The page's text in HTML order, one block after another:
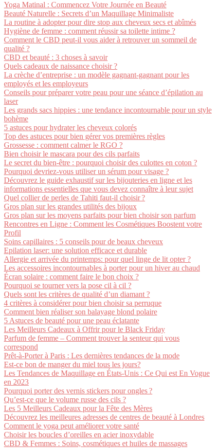
Yoga Matinal : Commencez Votre Journée en Beauté
Beauté Naturelle : Secrets d’un Maquillage Minimaliste
La routine à adopter pour dire stop aux cheveux secs et abîmés
Hygiène de femme : comment réussir sa toilette intime ?
Comment le CBD peut-il vous aider à retrouver un sommeil de
qualité ?
CBD et beauté : 3 choses à savoir
Quels cadeaux de naissance choisir ?
La crèche d’entreprise : un modèle gagnant-gagnant pour les
employés et les employeurs
Conseils pour préparer votre peau pour une séance d’épilation au
laser
Les grands sacs hippies : une tendance incontournable pour un style
bohème
5 astuces pour hydrater les cheveux colorés
Top des astuces pour bien gérer vos premières règles
Grossesse : comment calmer le RGO ?
Bien choisir le mascara pour des cils parfaits
Le secret du bien-être : pourquoi choisir des culottes en coton ?
Pourquoi devriez-vous utiliser un sérum pour visage ?
Découvrez le guide exhaustif sur les bijouteries en ligne et les
informations essentielles que vous devez connaître à leur sujet
Quel collier de perles de Tahiti faut-il choisir ?
Gros plan sur les grandes utilités des bijoux
Gros plan sur les moyens parfaits pour bien choisir son parfum
Rencontres en Ligne : Comment les Cosmétiques Boostent votre
Profil
Soins capillaires : 5 conseils pour de beaux cheveux
Epilation laser: une solution efficace et durable
Allergie et arrivée du printemps: pour quel linge de lit opter ?
Les accessoires incontournables à porter pour un hiver au chaud
Écran solaire : comment faire le bon choix ?
Pourquoi se tourner vers la pose cil à cil ?
Quels sont les critères de qualité d’un diamant ?
4 critères à considérer pour bien choisir sa perruque
Comment bien réaliser son balayage blond polaire
5 Astuces de beauté pour une peau éclatante
Les Meilleurs Cadeaux à Offrir pour le Black Friday
Parfum de femme – Comment trouver la senteur qui vous
correspond
Prêt-à-Porter à Paris : Les dernières tendances de la mode
Est-ce bon de manger du miel tous les jours?
Les Tendances de Maquillage en États-Unis : Ce Qui est En Vogue
en 2023
Pourquoi porter des vernis stickers pour ongles ?
Qu’est-ce que le volume russe des cils ?
Les 5 Meilleurs Cadeaux pour la Fête des Mères
Découvrez les meilleures adresses de centres de beauté à Londres
Comment le yoga peut améliorer votre santé
Choisir les boucles d’oreilles en acier inoxydable
CBD & Femmes : Soins, cosmétiques et huiles de massages